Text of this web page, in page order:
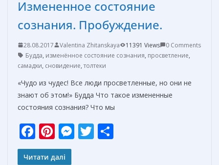
Измененное состояние
сознания. Пробуждение.
28.08.2017 Valentina Zhitanskaya 11391 Views
0 Comments
Будда, изменённое состояние сознания, просветление,
самадхи, сновидение, толтеки
«Чудо из чудес! Все люди просветленные, но они не
знают об этом!» Будда Что такое измененные
состояния сознания? Что мы
F
ac
Pi
nt
M T
Читати далі